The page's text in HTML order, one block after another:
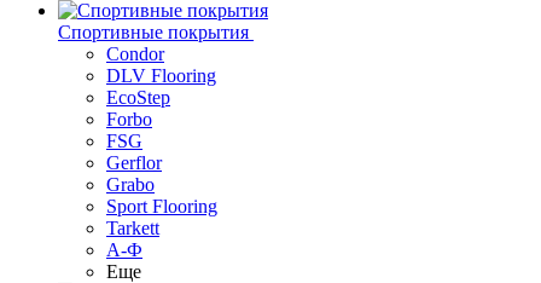
Спортивные покрытия
Condor
DLV Flooring
EcoStep
Forbo
FSG
Gerflor
Grabo
Sport Flooring
Tarkett
А-Ф
Еще